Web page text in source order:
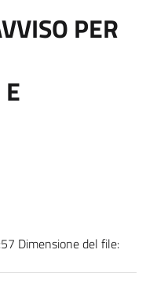
PER
Dimensione del file: